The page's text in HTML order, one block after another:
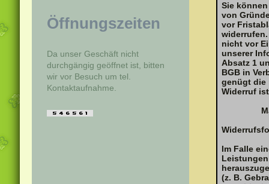
Sie
von
vor
nicht vor
unserer
Absatz 1
BGB in
genügt die
Widerruf
Im Falle
(z. B.
Öffnungszeiten
Da unser Geschäft nicht
durchgängig geöffnet ist, bitten
wir vor Besuch um tel.
Kontaktaufnahme.